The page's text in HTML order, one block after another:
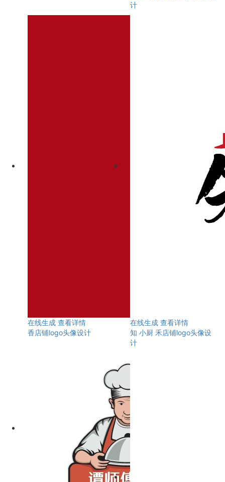
计
在线生成 查看详情
香店铺logo头像设计
在线生成 查看详情
知 小厨 禾店铺logo头像设
计